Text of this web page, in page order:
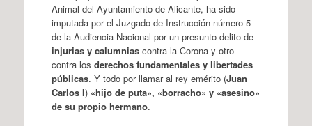
Animal del Ayuntamiento de Alicante, ha sido
imputada por el Juzgado de Instrucción número 5
de la Audiencia Nacional por un presunto delito de
injurias y calumniascontra la Corona y otro
contra los derechos fundamentales y libertades
públicas. Y todo por llamar al rey emérito (Juan
Carlos I)«hijo de puta», «borracho» y «asesino»
de su propio hermano.